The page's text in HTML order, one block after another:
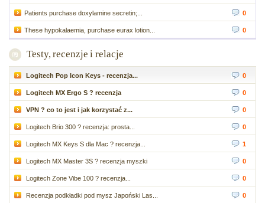
Patients purchase doxylamine secretin;... 0
These hypokalaemia, purchase eurax lotion... 0
Testy, recenzje i relacje
Logitech Pop Icon Keys - recenzja... 0
Logitech MX Ergo S ? recenzja 0
VPN ? co to jest i jak korzystać z... 0
Logitech Brio 300 ? recenzja: prosta... 0
Logitech MX Keys S dla Mac ? recenzja... 1
Logitech MX Master 3S ? recenzja myszki 0
Logitech Zone Vibe 100 ? recenzja... 0
Recenzja podkładki pod mysz Japoński Las... 0